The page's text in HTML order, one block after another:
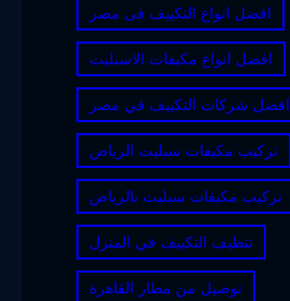
افضل انواع التكييف فى مصر
افضل انواع مكيفات الاسبليت
افضل شركات التكييف في مصر
تركيب مكيفات سبليت الرياض
تركيب مكيفات سبليت بالرياض
تنظيف التكييف في المنزل
توصيل من مطار القاهرة